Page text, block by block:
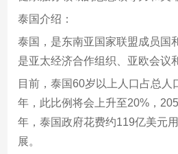
泰国介绍：
泰国，是东南亚国家联盟成员国
是亚太经济合作组织、亚欧会议
目前，泰国60岁以上人口占总人
年，此比例将会上升至20%，
年，泰国政府花费约119亿美元
展。